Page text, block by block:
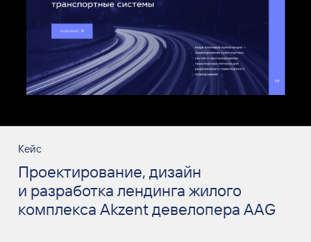
Кейс
Проектирование, дизайн
и разработка лендинга жилого
комплекса Akzent девелопера AAG